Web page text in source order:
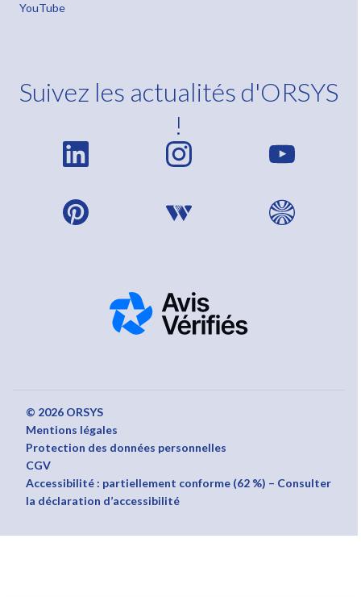
YouTube
Suivez les actualités d'ORSYS
!
© 2026 ORSYS
Mentions légales
Protection des données personnelles
CGV
Accessibilité : partiellement conforme (62 %) – Consulter
la déclaration d’accessibilité